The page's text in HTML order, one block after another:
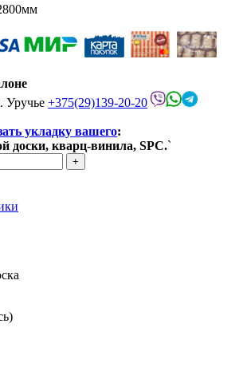
Уручье +375(29)139-20-20
укладку вашего:
доски, кварц-винила, SPC.`